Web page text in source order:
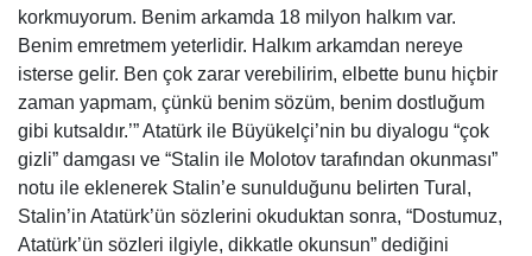
korkmuyorum. Benim arkamda 18 milyon halkım var.
Benim emretmem yeterlidir. Halkım arkamdan nereye
isterse gelir. Ben çok zarar verebilirim, elbette bunu hiçbir
zaman yapmam, çünkü benim sözüm, benim dostluğum
gibi kutsaldır.’” Atatürk ile Büyükelçi’nin bu diyalogu “çok
gizli” damgası ve “Stalin ile Molotov tarafından okunması”
notu ile eklenerek Stalin’e sunulduğunu belirten Tural,
Stalin’in Atatürk’ün sözlerini okuduktan sonra, “Dostumuz,
Atatürk’ün sözleri ilgiyle, dikkatle okunsun” dediğini